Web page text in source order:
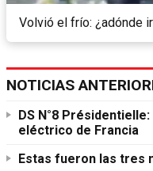
Volvió el frío: ¿adónde
NOTICIAS
DS N°8
eléctrico de Francia
Estas fueron las tres